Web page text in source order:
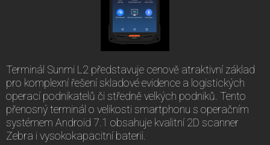
Terminál Sunmi L2 představuje cenově atraktivní základ
pro komplexní řešení skladové evidence a logistických
operací podnikatelů či středně velkých podniků. Tento
přenosný terminál o velikosti smartphonu s operačním
systémem Android 7.1 obsahuje kvalitní 2D scanner
Zebra i vysokokapacitní baterii.